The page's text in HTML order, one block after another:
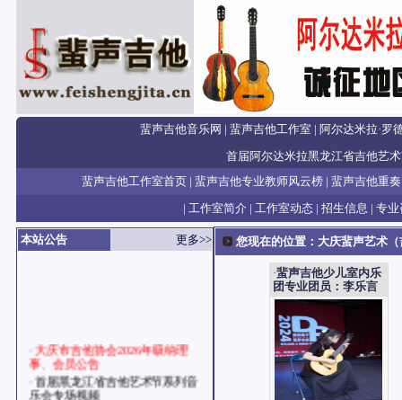
蜚声吉他音乐网 | 蜚声吉他工作室 | 阿尔达米拉·罗
首届阿尔达米拉黑龙江省吉他艺
蜚声吉他工作室首页| 蜚声吉他专业教师风云榜| 蜚声吉他重
| 工作室简介 | 工作室动态 | 招生信息 | 专业
本站公告 更多>>
大庆市吉他协会2026年吸纳理
事、会员公告
首届黑龙江省吉他艺术节系列音
乐会专场视频
您现在的位置： 大庆蜚声艺术
·蜚声吉他少儿室内乐
团专业团员：李乐言